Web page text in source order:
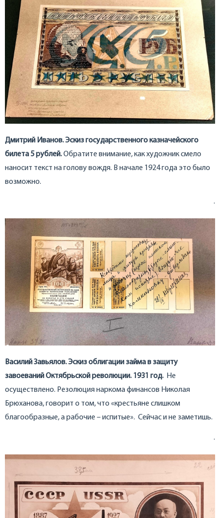
Дмитрий Иванов. Эскиз государственного казначейского
билета 5 рублей.Обратите внимание, как художник смело
наносит текст на голову вождя. В начале 1924 года это было
возможно.
.
Василий Завьялов. Эскиз облигации займа в защиту
завоеваний Октябрьской революции. 1931 год. Не
осуществлено. Резолюция наркома финансов Николая
Брюханова, говорит о том, что «крестьяне слишком
благообразные, а рабочие – испитые». Сейчас и не заметишь.
.